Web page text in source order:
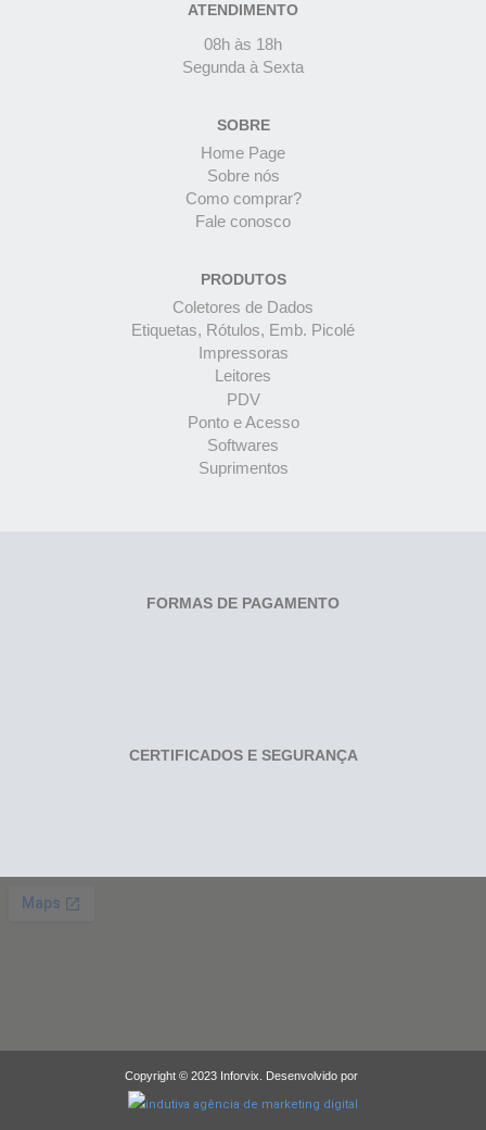
ATENDIMENTO
08h às 18h
Segunda à Sexta
SOBRE
Home Page
Sobre nós
Como comprar?
Fale conosco
PRODUTOS
Coletores de Dados
Etiquetas, Rótulos, Emb. Picolé
Impressoras
Leitores
PDV
Ponto e Acesso
Softwares
Suprimentos
FORMAS DE PAGAMENTO
CERTIFICADOS E SEGURANÇA
Copyright © 2023 Inforvix. Desenvolvido por